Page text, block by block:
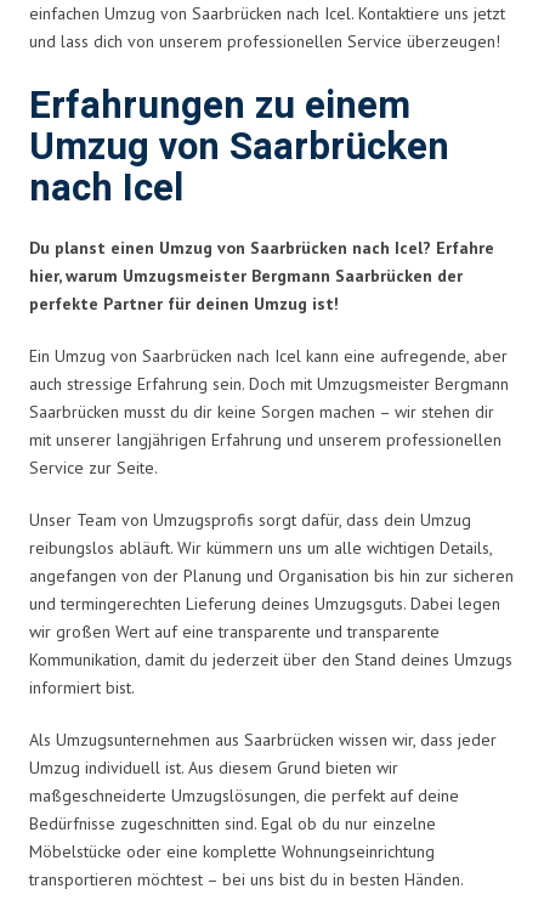
einfachen Umzug von Saarbrücken nach Icel. Kontaktiere uns jetzt
und lass dich von unserem professionellen Service überzeugen!
Erfahrungen zu einem
Umzug von Saarbrücken
nach Icel
Du planst einen Umzug von Saarbrücken nach Icel? Erfahre
hier, warum Umzugsmeister Bergmann Saarbrücken der
perfekte Partner für deinen Umzug ist!
Ein Umzug von Saarbrücken nach Icel kann eine aufregende, aber
auch stressige Erfahrung sein. Doch mit Umzugsmeister Bergmann
Saarbrücken musst du dir keine Sorgen machen – wir stehen dir
mit unserer langjährigen Erfahrung und unserem professionellen
Service zur Seite.
Unser Team von Umzugsprofis sorgt dafür, dass dein Umzug
reibungslos abläuft. Wir kümmern uns um alle wichtigen Details,
angefangen von der Planung und Organisation bis hin zur sicheren
und termingerechten Lieferung deines Umzugsguts. Dabei legen
wir großen Wert auf eine transparente und transparente
Kommunikation, damit du jederzeit über den Stand deines Umzugs
informiert bist.
Als Umzugsunternehmen aus Saarbrücken wissen wir, dass jeder
Umzug individuell ist. Aus diesem Grund bieten wir
maßgeschneiderte Umzugslösungen, die perfekt auf deine
Bedürfnisse zugeschnitten sind. Egal ob du nur einzelne
Möbelstücke oder eine komplette Wohnungseinrichtung
transportieren möchtest – bei uns bist du in besten Händen.